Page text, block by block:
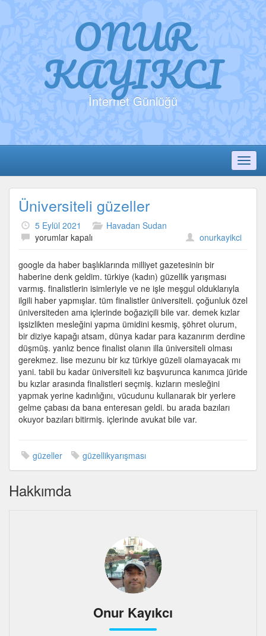
ONUR
KAYIKCI
İnternet Günlüğü
Üniversiteli güzeller
5 Eylül 2021
Havadan Sudan
Üniversiteli
için
yorumlar kapalı onurkayikci
google da haber başlıklarında milliyet gazetesinin bir
haberine denk geldim. türkiye (kadın) güzellik yarışması
varmış. finalistlerin isimleriyle ve ne işle meşgul olduklarıyla
ilgili haber yapmışlar. tüm finalistler üniversiteli. çoğunluk özel
üniversiteden ama içlerinde boğaziçili bile var. demek kızlar
işsizlikten mesleğini yapma ümidini kesmiş, şöhret olurum,
bir diziye kapağı atsam, dünya kadar para kazanırım derdine
düşmüş. yanlız bence finalist olanın illa üniversiteli olması
gerekmez. lise mezunu bir kız türkiye güzeli olamayacak mı
yani. tabii bu kadar üniversiteli kız başvurunca kanımca jüride
bu kızlar arasında finalistleri seçmiş. kızların mesleğini
yapmak yerine kadınlığını, vücudunu kullanarak bir yerlere
gelme çabası da bana enteresan geldi. bu arada bazıları
okuyor bazıları bitirmiş. içlerinde avukat bile var.
güzeller güzellikyarışması
Hakkımda
Onur Kayıkcı